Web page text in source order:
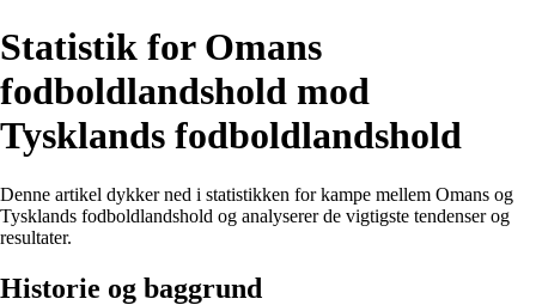
Statistik for Omans
fodboldlandshold mod
Tysklands fodboldlandshold
Denne artikel dykker ned i statistikken for kampe mellem Omans og
Tysklands fodboldlandshold og analyserer de vigtigste tendenser og
resultater.
Historie og baggrund